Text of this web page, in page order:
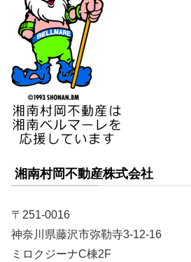
湘南村岡不動産株式会社
〒251-0016
神奈川県藤沢市弥勒寺3-12-16
ミロクジーナC棟2F